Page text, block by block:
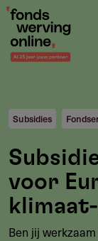
Overslaan
naar
de
gaan
Subsidies
voor
Ben jij